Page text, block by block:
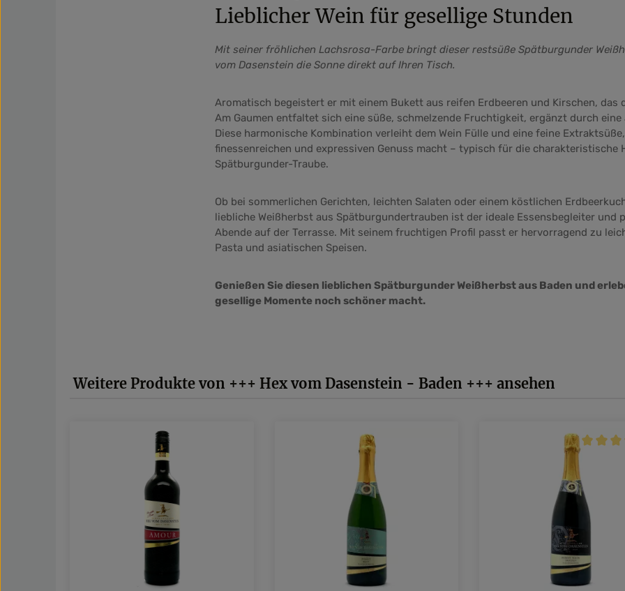
Lieblicher Wein für gesellige Stunden
Mit seiner fröhlichen Lachsrosa-Farbe bringt dieser restsüße Spätburgunder
vom Dasenstein die Sonne direkt auf Ihren Tisch.
Aromatisch begeistert er mit einem Bukett aus reifen Erdbeeren und Kirschen, das
Am Gaumen entfaltet sich eine süße, schmelzende Fruchtigkeit, ergänzt durch eine
Diese harmonische Kombination verleiht dem Wein Fülle und eine feine
finessenreichen und expressiven Genuss macht – typisch für die charakteristische
Spätburgunder-Traube.
Ob bei sommerlichen Gerichten, leichten Salaten oder einem köstlichen
liebliche Weißherbst aus Spätburgundertrauben ist der ideale Essensbegleiter und
Abende auf der Terrasse. Mit seinem fruchtigen Profil passt er hervorragend zu
Pasta und asiatischen Speisen.
Genießen Sie diesen lieblichen Spätburgunder Weißherbst aus Baden und
gesellige Momente noch schöner macht.
Produktgalerie überspringen
Weitere Produkte von +++ Hex vom Dasenstein - Baden +++ ansehen